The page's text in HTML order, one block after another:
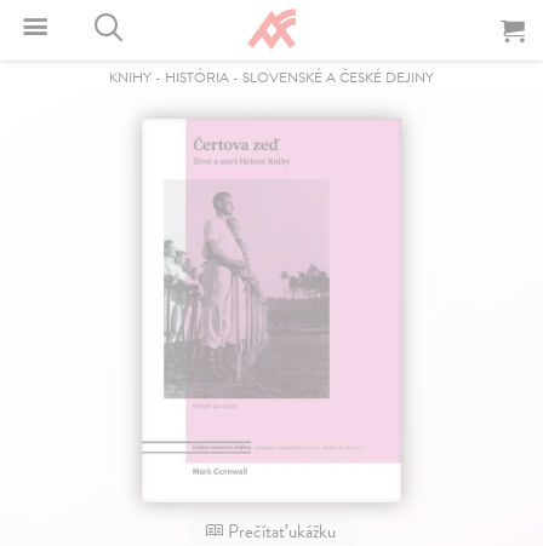
KNIHY - HISTÓRIA - SLOVENSKÉ A ČESKÉ DEJINY
Prečítať ukážku